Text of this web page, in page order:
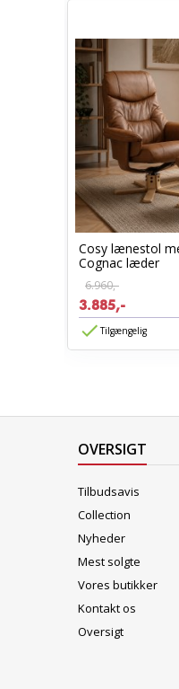
Cosy lænestol
Cognac læder
6.960,-
3.885,-
Tilgængelig
OVERSIGT
Tilbudsavis
Collection
Nyheder
Mest solgte
Vores butikker
Kontakt os
Oversigt